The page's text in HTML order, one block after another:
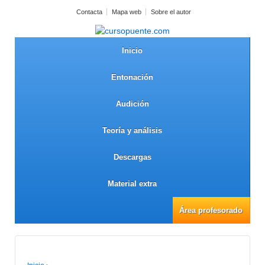
Contacta Mapa web Sobre el autor
Inicio
Entonación
Audición
Teoría y análisis
Descargas
Material extra
Área profesorado